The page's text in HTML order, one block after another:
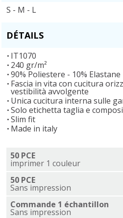
S - M - L
DÉTAILS
IT1070
240 gr/m²
90% Poliestere - 10% Elastane
Fascia in vita con cucitura
vestibilità avvolgente
Unica cucitura interna sulle
Solo etichetta taglia e
Slim fit
Made in italy
50 PCE
imprimer 1 couleur
50 PCE
Sans impression
Commande 1 échantillon
Sans impression